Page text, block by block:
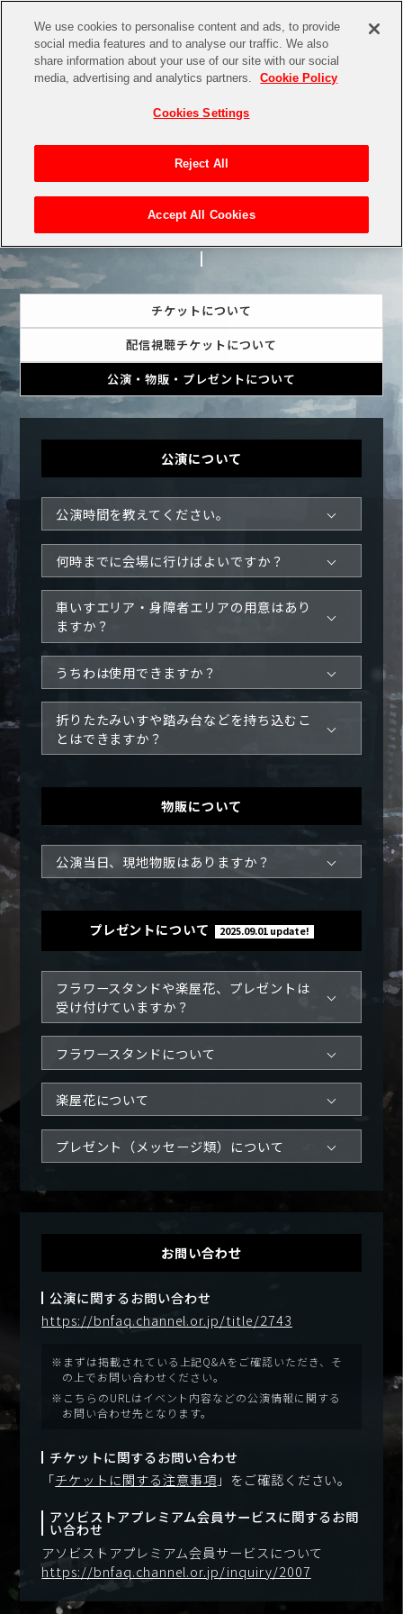
Q&A
チケットについて
配信視聴チケットについて
公演・物販・プレゼントについて
公演について
公演時間を教えてください。
何時までに会場に行けばよいですか？
車いすエリア・身障者エリアの用意はあり
ますか？
うちわは使用できますか？
折りたたみいすや踏み台などを持ち込むこ
とはできますか？
物販について
公演当日、現地物販はありますか？
プレゼントについて 2025.09.01 update!
フラワースタンドや楽屋花、プレゼントは
受け付けていますか？
フラワースタンドについて
楽屋花について
プレゼント（メッセージ類）について
お問い合わせ
公演に関するお問い合わせ
https://bnfaq.channel.or.jp/title/2743
※まずは掲載されている上記Q&Aをご確認いただき、そ
の上でお問い合わせください。
※こちらのURLはイベント内容などの公演情報に関する
お問い合わせ先となります。
チケットに関するお問い合わせ
「チケットに関する注意事項 」をご確認ください。
アソビストアプレミアム会員サービスに関するお問
い合わせ
アソビストアプレミアム会員サービスについて
https://bnfaq.channel.or.jp/inquiry/2007
We use cookies to personalise content and ads, to provide
social media features and to analyse our traffic. We also
share information about your use of our site with our social
media, advertising and analytics partners.
Cookie Policy
Cookies Settings
Reject All
Accept All Cookies